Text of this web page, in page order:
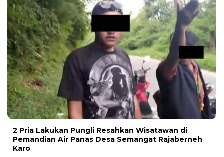
2 Pria Lakukan Pungli Resahkan Wisatawan di
Pemandian Air Panas Desa Semangat Rajaberneh
Karo